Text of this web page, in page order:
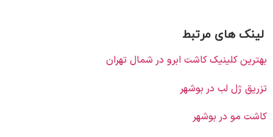
لینک های مرتبط
بهترین کلینیک کاشت ابرو در شمال تهران
تزریق ژل لب در بوشهر
کاشت مو در بوشهر